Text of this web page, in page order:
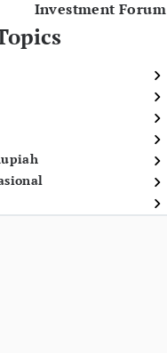
Investment Forum